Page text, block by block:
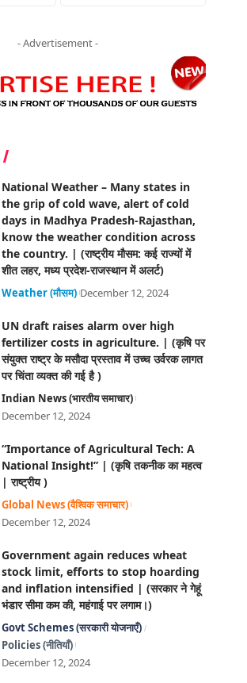
- Advertisement -
National Weather – Many states in
the grip of cold wave, alert of cold
days in Madhya Pradesh-Rajasthan,
know the weather condition across
the country. | (राष्ट्रीय मौसम: कई राज्यों में
शीत लहर, मध्य प्रदेश-राजस्थान में अलर्ट)
Weather (मौसम) December 12, 2024
UN draft raises alarm over high
fertilizer costs in agriculture. | (कृषि पर
संयुक्त राष्ट्र के मसौदा प्रस्ताव में उच्च उर्वरक लागत
पर चिंता व्यक्त की गई है )
Indian News (भारतीय समाचार)
December 12, 2024
“Importance of Agricultural Tech: A
National Insight!” | (कृषि तकनीक का महत्व
| राष्ट्रीय )
Global News (वैश्विक समाचार)
December 12, 2024
Government again reduces wheat
stock limit, efforts to stop hoarding
and inflation intensified | (सरकार ने गेहूं
भंडार सीमा कम की, महंगाई पर लगाम।)
Govt Schemes (सरकारी योजनाएँ)
Policies (नीतियाँ)
December 12, 2024